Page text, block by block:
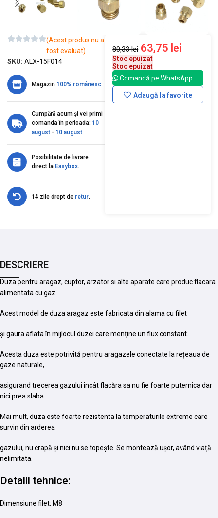
(Acest produs nu a
fost evaluat)
SKU: ALX-15F014
Magazin 100% românesc.
Cumpără acum și vei primi
comanda în perioada: 10
august - 10 august.
Posibilitate de livrare
direct la Easybox.
14 zile drept de retur.
80,33lei 63,75 lei
Stoc epuizat
Stoc epuizat
Comandă pe WhatsApp
Adaugă la favorite
DESCRIERE
Duza pentru aragaz, cuptor, arzator si alte aparate care produc flacara
alimentata cu gaz.
Acest model de duza aragaz este fabricata din alama cu filet
și gaura aflata în mijlocul duzei care menține un flux constant.
Acesta duza este potrivită pentru aragazele conectate la rețeaua de
gaze naturale,
asigurand trecerea gazului încât flacăra sa nu fie foarte puternica dar
nici prea slaba.
Mai mult, duza este foarte rezistenta la temperaturile extreme care
survin din arderea
gazului, nu crapă și nici nu se topește. Se montează ușor, având viață
nelimitata.
Detalii tehnice:
Dimensiune filet: M8